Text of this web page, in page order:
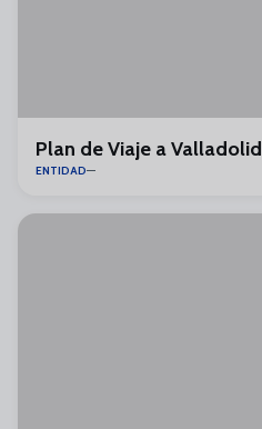
Plan de Viaje a Valladolid
ENTIDAD